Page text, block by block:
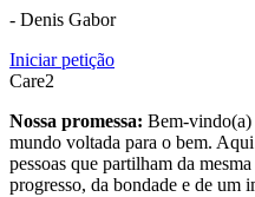
- Denis Gabor
Iniciar petição
Care2
Nossa promessa: Bem-vindo(a)
mundo voltada para o bem.
pessoas que partilham da
progresso, da bondade e de um